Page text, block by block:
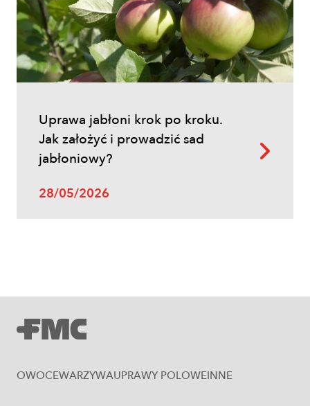
Inne
Oprysk na miotłę zbożową wiosną
Zboża jare – najważniejsze informacje
Uprawa jabłoni krok po kroku.
Jak założyć i prowadzić sad
jabłoniowy?
28/05/2026
OWOCEWARZYWAUPRAWY POLOWEINNE